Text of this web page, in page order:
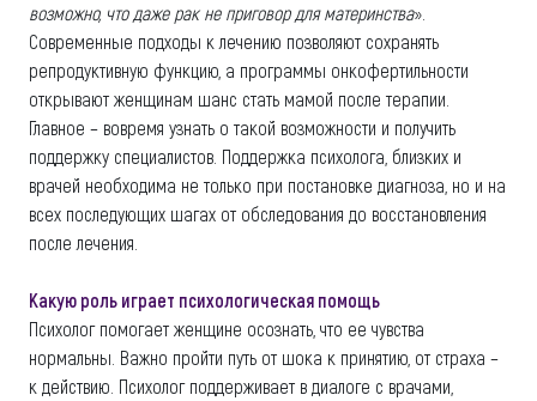
возможно, что даже рак не приговор для материнства».
Современные подходы к лечению позволяют сохранять
репродуктивную функцию, а программы онкофертильности
открывают женщинам шанс стать мамой после терапии.
Главное – вовремя узнать о такой возможности и получить
поддержку специалистов. Поддержка психолога, близких и
врачей необходима не только при постановке диагноза, но и на
всех последующих шагах от обследования до восстановления
после лечения.
Какую роль играет психологическая помощь
Психолог помогает женщине осознать, что ее чувства
нормальны. Важно пройти путь от шока к принятию, от страха –
к действию. Психолог поддерживает в диалоге с врачами,